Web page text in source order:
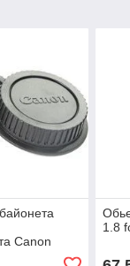
Canon
1.8